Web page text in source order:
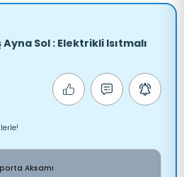
Ayna Sol : Elektrikli Isıtmalı
Aksamı